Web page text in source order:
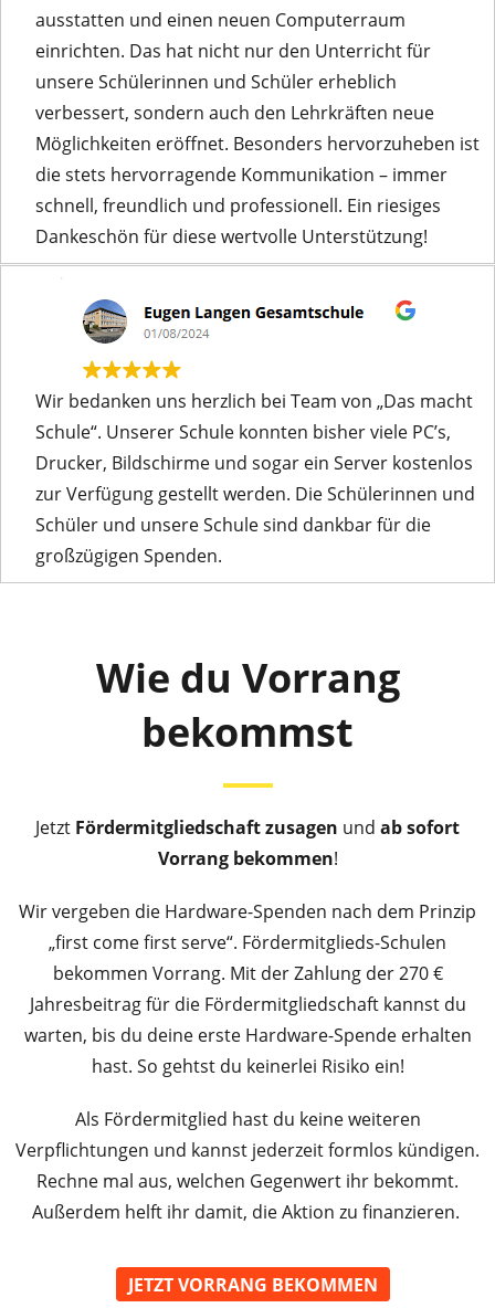
ausstatten und einen neuen Computerraum
einrichten. Das hat nicht nur den Unterricht für
unsere Schülerinnen und Schüler erheblich
verbessert, sondern auch den Lehrkräften neue
Möglichkeiten eröffnet. Besonders hervorzuheben ist
die stets hervorragende Kommunikation – immer
schnell, freundlich und professionell. Ein riesiges
Dankeschön für diese wertvolle Unterstützung!
Wir bedanken uns herzlich bei Team von „Das macht
Schule“. Unserer Schule konnten bisher viele PC’s,
Drucker, Bildschirme und sogar ein Server kostenlos
zur Verfügung gestellt werden. Die Schülerinnen und
Schüler und unsere Schule sind dankbar für die
großzügigen Spenden.
Wie du Vorrang
bekommst
Jetzt Fördermitgliedschaft zusagen und ab sofort
Vorrang bekommen!
Wir vergeben die Hardware-Spenden nach dem Prinzip
„first come first serve“. Fördermitglieds-Schulen
bekommen Vorrang. Mit der Zahlung der 270 €
Jahresbeitrag für die Fördermitgliedschaft kannst du
warten, bis du deine erste Hardware-Spende erhalten
hast. So gehtst du keinerlei Risiko ein!
Als Fördermitglied hast du keine weiteren
Verpflichtungen und kannst jederzeit formlos kündigen.
Rechne mal aus, welchen Gegenwert ihr bekommt.
Außerdem helft ihr damit, die Aktion zu finanzieren.
JETZT VORRANG BEKOMMEN